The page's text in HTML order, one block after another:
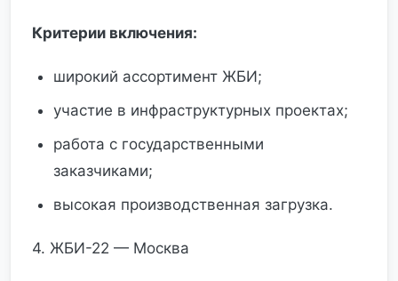
Критерии включения:
широкий ассортимент ЖБИ;
участие в инфраструктурных проектах;
работа с государственными
заказчиками;
высокая производственная загрузка.
4. ЖБИ-22 — Москва